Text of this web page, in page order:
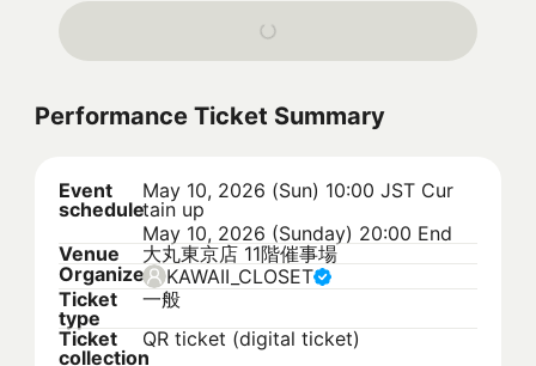
Performance Ticket Summary
Event
schedule
May 10, 2026 (Sun) 10:00 JST Cur
tain up
May 10, 2026 (Sunday) 20:00 End
Venue
大丸東京店 11階催事場
Organizer KAWAII_CLOSET
Ticket
type
一般
Ticket
collection
QR ticket (digital ticket)